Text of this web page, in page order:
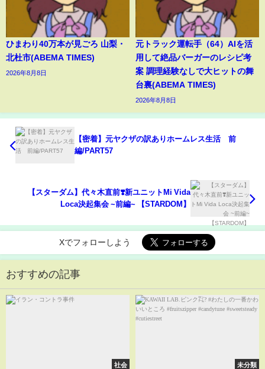
ひまわり40万本が見ごろ 山梨・
北杜市(ABEMA TIMES)
2026年8月8日
元トラック運転手（64）AIを活
用して絶品バーガーのレシピ考
案 調理経験なしで大ヒットの舞
台裏(ABEMA TIMES)
2026年8月8日
【密着】元ヤクザの訳ありホームレス生活 前
編/PART57
【スターダム】代々木直前❣️新ユニットMi Vida
Loca決起集会 ~前編~ 【STARDOM】
Xでフォローしよう
おすすめの記事
社会 未分類